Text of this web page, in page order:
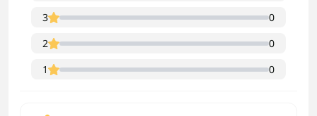
3
0
2
0
1
0